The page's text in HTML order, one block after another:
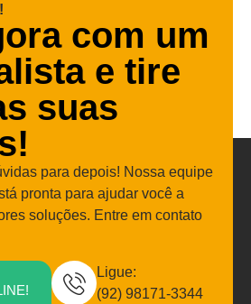
com um
e tire
suas
para depois! Nossa equipe
pronta para ajudar você a
soluções. Entre em contato
Ligue:
(92) 98171-3344